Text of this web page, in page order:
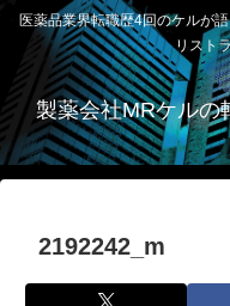
医薬品業界転職歴4回のケルが
リスト
製薬会社MRケルの
2192242_m